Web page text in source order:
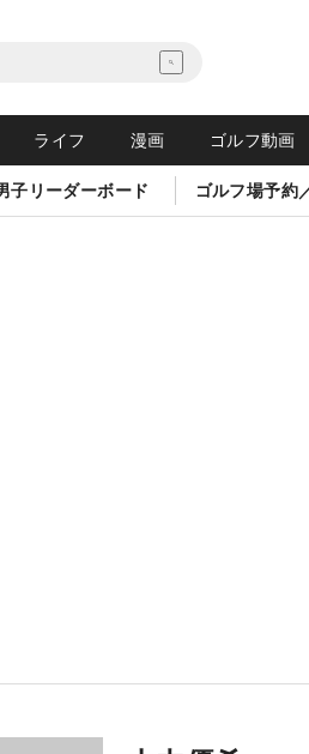
ライフ 漫画 ゴルフ動画
リーダーボード ゴルフ場予約